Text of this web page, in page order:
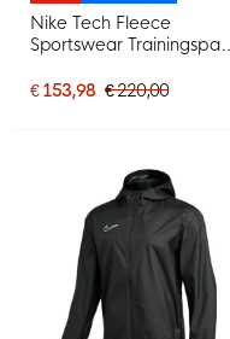
Nike Tech Fleece
Sportswear Trainingspak
€ 153,98 € 220,00